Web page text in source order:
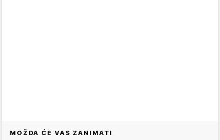
MOŽDA ĆE VAS ZANIMATI